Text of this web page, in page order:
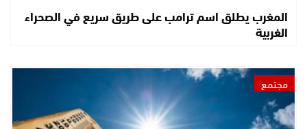
المغرب يطلق اسم ترامب على طريق سريع في الصحراء
الغربية
مجتمع